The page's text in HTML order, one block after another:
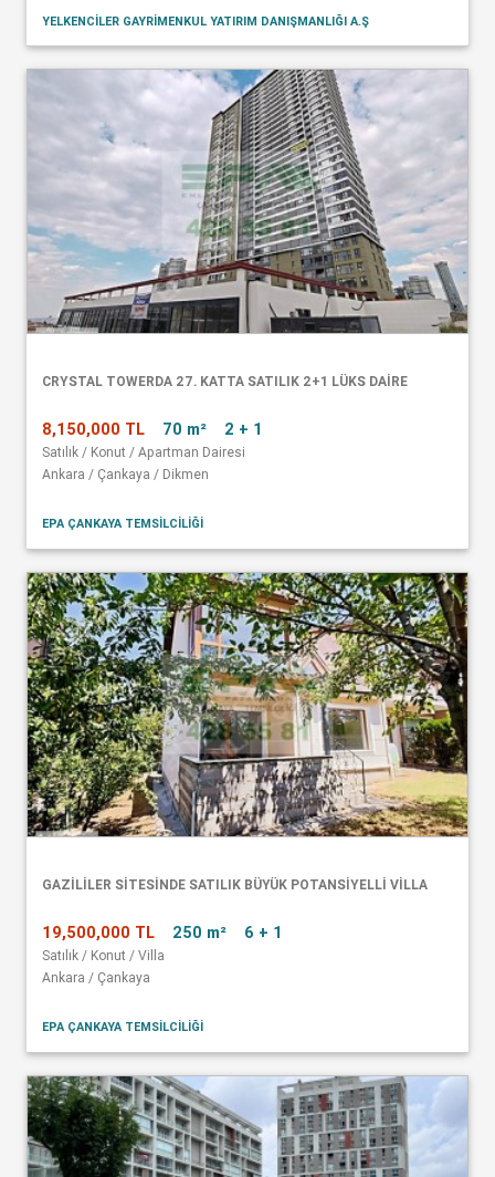
YELKENCİLER GAYRİMENKUL YATIRIM DANIŞMANLIĞI A.Ş
CRYSTAL TOWERDA 27. KATTA SATILIK 2+1 LÜKS DAİRE
8,150,000 TL 70 m² 2 + 1
Satılık / Konut / Apartman Dairesi
Ankara / Çankaya / Dikmen
EPA ÇANKAYA TEMSİLCİLİĞİ
GAZİLİLER SİTESİNDE SATILIK BÜYÜK POTANSİYELLİ VİLLA
19,500,000 TL 250 m² 6 + 1
Satılık / Konut / Villa
Ankara / Çankaya
EPA ÇANKAYA TEMSİLCİLİĞİ